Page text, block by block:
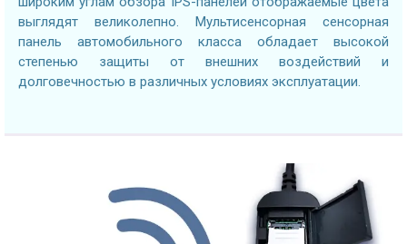
выглядят великолепно. Мультисенсорная сенсорная
панель автомобильного класса обладает высокой
степенью защиты от внешних воздействий и
долговечностью в различных условиях эксплуатации.